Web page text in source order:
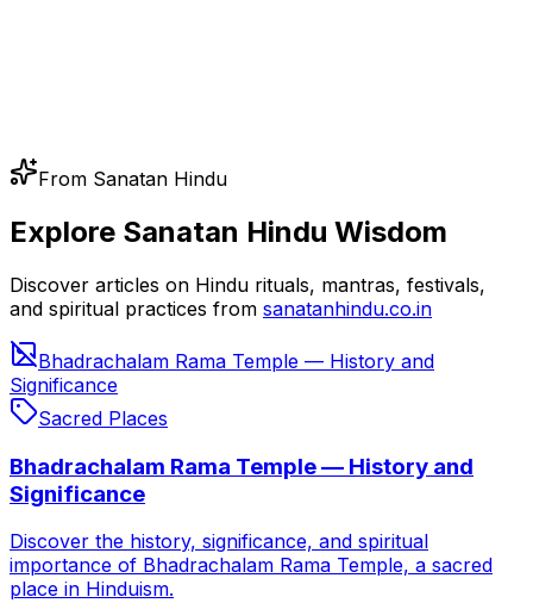
From Sanatan Hindu
Explore Sanatan Hindu Wisdom
Discover articles on Hindu rituals, mantras, festivals,
and spiritual practices from sanatanhindu.co.in
Bhadrachalam Rama Temple — History and
Significance
Sacred Places
Bhadrachalam Rama Temple — History and
Significance
Discover the history, significance, and spiritual
importance of Bhadrachalam Rama Temple, a sacred
place in Hinduism.